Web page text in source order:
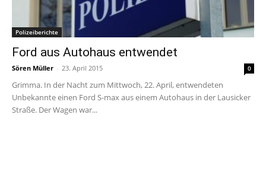
Polizeiberichte
Ford aus Autohaus entwendet
Sören Müller - 23. April 2015 0
Grimma. In der Nacht zum Mittwoch, 22. April, entwendeten
Unbekannte einen Ford S-max aus einem Autohaus in der Lausicker
Straße. Der Wagen war...